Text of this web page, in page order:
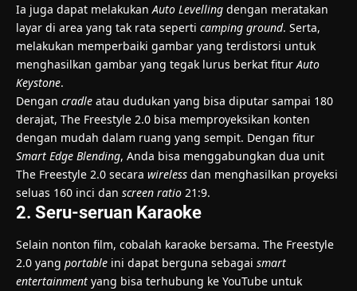
Ia juga dapat melakukanAuto Levelling dengan meratakan
layar di area yang tak rata seperti camping ground. Serta,
melakukan memperbaiki gambar yang terdistorsi untuk
menghasilkan gambar yang tegak lurus berkat fiturAuto
Keystone.
Dengan cradle atau dudukan yang bisa diputar sampai 180
derajat, The Freestyle 2.0 bisa memproyeksikan konten
dengan mudah dalam ruang yang sempit. Dengan fitur
Smart Edge Blending, Anda bisa menggabungkan dua unit
The Freestyle 2.0 secara wireless dan menghasilkan proyeksi
seluas 160 inci dan screen ratio 21:9.
2. Seru-seruan Karaoke
Selain nonton film, cobalah karaoke bersama. The Freestyle
2.0 yang portable ini dapat berguna sebagai smart
entertainment yang bisa terhubung ke YouTube untuk